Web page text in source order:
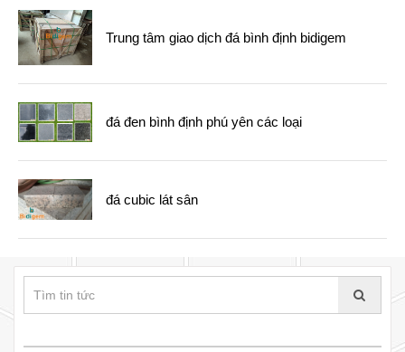
Trung tâm giao dịch đá bình định bidigem
đá đen bình định phú yên các loại
đá cubic lát sân